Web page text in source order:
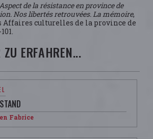
de la résistance en province de
Nos libertés retrouvées. La mémoire,
Affaires culturelles de la province de
ERFAHREN...
Fabrice